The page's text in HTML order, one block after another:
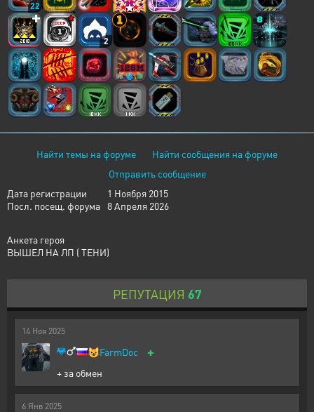
22
2
Найти темы на форуме
Найти сообщения на форуме
Отправить сообщение
Дата регистрации
1 Ноября 2015
Посл. посещ. форума 8 Апреля 2026
Анкета героя
ВЫШЕЛ НА ЛП ( ТЕНИ)
РЕПУТАЦИЯ 67
14 Ноя 2025
😺FarmDoc +
+ за обмен
6 Янв 2025